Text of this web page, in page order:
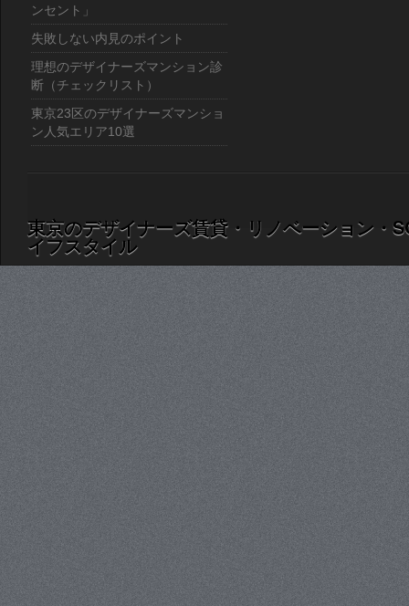
ンセント」
失敗しない内見のポイント
理想のデザイナーズマンション診
断（チェックリスト）
東京23区のデザイナーズマンショ
ン人気エリア10選
東京のデザイナーズ賃貸・リノベーション・
イフスタイル